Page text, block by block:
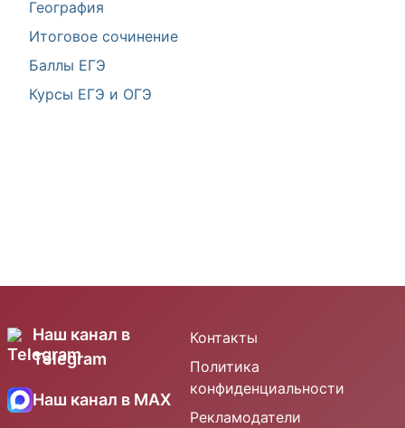
География
Итоговое сочинение
Баллы ЕГЭ
Курсы ЕГЭ и ОГЭ
Наш канал в
Telegram
Наш канал в MAX
Контакты
Политика
конфиденциальности
Рекламодатели